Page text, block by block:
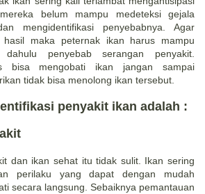
belum mampu medeteksi gejala
mengidentifikasi penyebabnya. Agar
hasil maka peternak ikan harus mampu
dahulu penyebab serangan penyakit.
bisa mengobati ikan jangan sampai
tidak bisa menolong ikan tersebut.
penyakit ikan adalah :
dan ikan sehat itu tidak sulit. Ikan sering
perilaku yang dapat dengan mudah
secara langsung. Sebaiknya pemantauan